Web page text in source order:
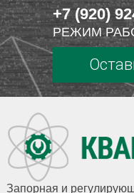
+7 (920)
РЕЖИМ
Запорная и